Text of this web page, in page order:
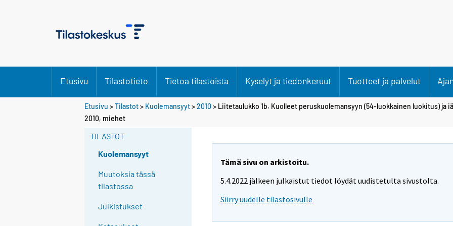
Etusivu Tilastotieto Tietoa tilastoista Kyselyt ja tiedonkeruut Tuotteet ja palvelut
Etusivu >Tilastot> Kuolemansyyt>2010 > Liitetaulukko 1b. Kuolleet peruskuolemansyyn (54-luokkainen luokitus) ja
2010, miehet
TILASTOT
Kuolemansyyt
Muutoksia tässä
tilastossa
Julkistukset
Tämä sivu on arkistoitu.
5.4.2022 jälkeen julkaistut tiedot löydät uudistetulta sivustolta.
Siirry uudelle tilastosivulle